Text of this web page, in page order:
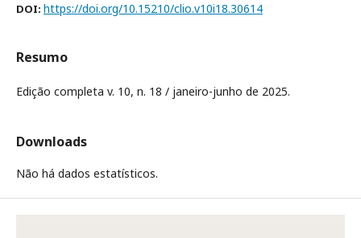
DOI: https://doi.org/10.15210/clio.v10i18.30614
Resumo
Edição completa v. 10, n. 18 / janeiro-junho de 2025.
Downloads
Não há dados estatísticos.